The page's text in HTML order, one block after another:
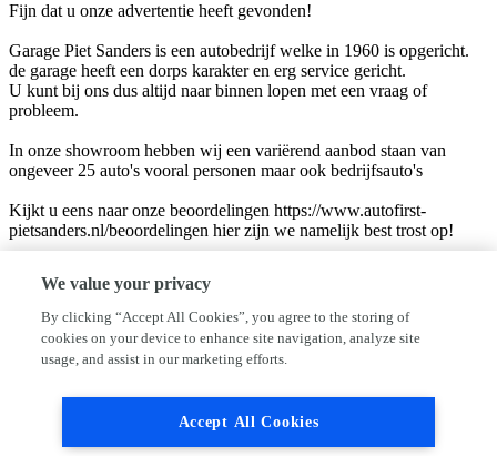
Fijn dat u onze advertentie heeft gevonden!
Garage Piet Sanders is een autobedrijf welke in 1960 is opgericht.
de garage heeft een dorps karakter en erg service gericht.
U kunt bij ons dus altijd naar binnen lopen met een vraag of
probleem.
In onze showroom hebben wij een variërend aanbod staan van
ongeveer 25 auto's vooral personen maar ook bedrijfsauto's
Kijkt u eens naar onze beoordelingen https://www.autofirst-
pietsanders.nl/beoordelingen hier zijn we namelijk best trost op!
een andere auto.
Mocht u n.a.v. deze advertentie toch nog vragen hebben, dan zijn
wij ook na openingstijden voor u bereikbaar op telefoonnummer 06-
1911HA Uitgeest
We value your privacy
By clicking “Accept All Cookies”, you agree to the storing of
cookies on your device to enhance site navigation, analyze site
usage, and assist in our marketing efforts.
Accept All Cookies